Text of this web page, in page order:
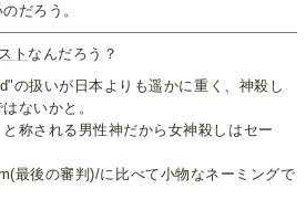
だろう。
ト なんだろう？
の扱いが日本よりも遥かに重く、神殺し
ないかと。
称される男性神だから女神殺しはセー
最後の審判)/に比べて小物なネーミングで